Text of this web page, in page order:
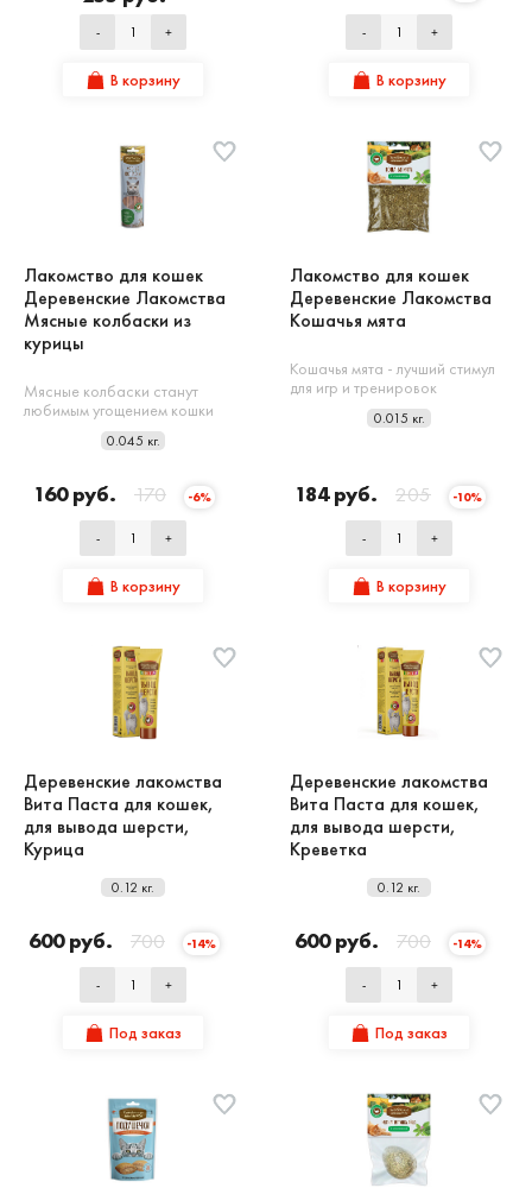
- +
В корзину
- +
В корзину
Лакомство для кошек
Деревенские Лакомства
Мясные колбаски из
курицы
Мясные колбаски станут
любимым угощением кошки
0.045 кг.
160 руб. 170 -6%
- +
В корзину
Лакомство для кошек
Деревенские Лакомства
Кошачья мята
Кошачья мята - лучший стимул
для игр и тренировок
0.015 кг.
184 руб. 205 -10%
- +
В корзину
Деревенские лакомства
Вита Паста для кошек,
для вывода шерсти,
Курица
0.12 кг.
600 руб. 700 -14%
- +
Под заказ
Деревенские лакомства
Вита Паста для кошек,
для вывода шерсти,
Креветка
0.12 кг.
600 руб. 700 -14%
- +
Под заказ